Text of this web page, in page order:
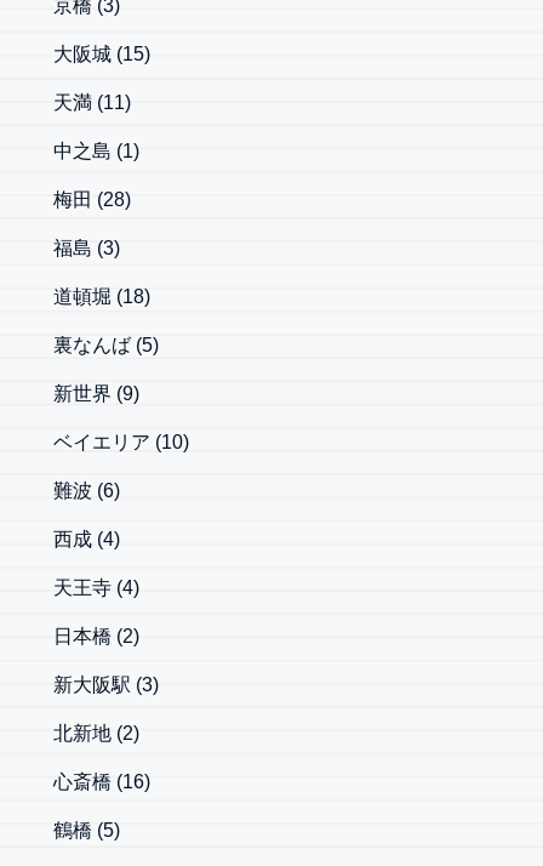
京橋 (3)
大阪城 (15)
天満 (11)
中之島 (1)
梅田 (28)
福島 (3)
道頓堀 (18)
裏なんば (5)
新世界 (9)
ベイエリア (10)
難波 (6)
西成 (4)
天王寺 (4)
日本橋 (2)
新大阪駅 (3)
北新地 (2)
心斎橋 (16)
鶴橋 (5)